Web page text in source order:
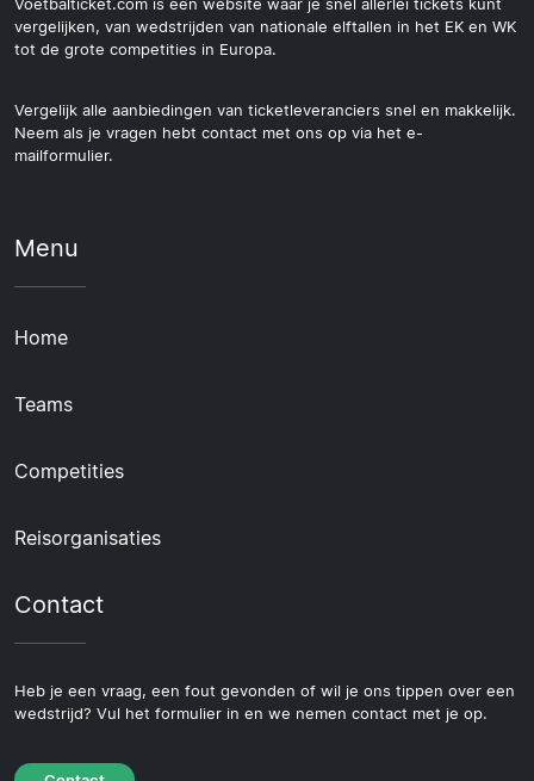
Voetbalticket.com is een website waar je snel allerlei tickets kunt
vergelijken, van wedstrijden van nationale elftallen in het EK en WK
tot de grote competities in Europa.
Vergelijk alle aanbiedingen van ticketleveranciers snel en makkelijk.
Neem als je vragen hebt contact met ons op via het e-
mailformulier.
Menu
Home
Teams
Competities
Reisorganisaties
Contact
Heb je een vraag, een fout gevonden of wil je ons tippen over een
wedstrijd? Vul het formulier in en we nemen contact met je op.